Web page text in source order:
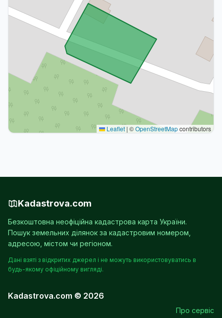
Leaflet | ©OpenStreetMapcontributors
Kadastrova.com
Безкоштовна неофіційна кадастрова карта України.
Пошук земельних ділянок за кадастровим номером,
адресою, містом чи регіоном.
Дані взяті з відкритих джерел і не можуть використовуватись в
будь-якому офіційному вигляді.
Kadastrova.com © 2026
Про сервіс